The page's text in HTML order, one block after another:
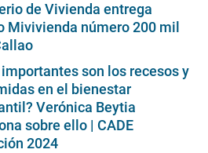
de Vivienda entrega
Mivivienda número 200 mil
son los recesos y
en el bienestar
Verónica Beytia
sobre ello | CADE
2024